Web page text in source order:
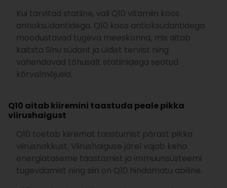
Kui tarvitad statiine, vali Q10 vitamiin koos
antioksüdantidega. Q10 koos antioksüdantidega
moodustavad tugeva meeskonna, mis aitab
kaitsta Sinu südant ja üldist tervist ning
vähendavad tõhusalt statiinidega seotud
kõrvalmõjusid.
Q10 aitab kiiremini taastuda peale pikka
viirushaigust
Q10 toetab kiiremat taastumist pärast pikka
viirusnakkust. Viirushaiguse järel vajab keha
energiataseme taastamist ja immuunsüsteemi
tugevdamist ning siin on Q10 hindamatu abiline.